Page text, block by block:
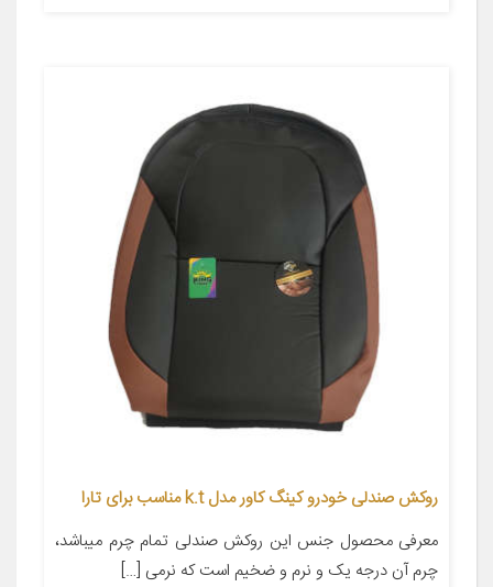
روکش صندلی خودرو کینگ کاور مدل k.t مناسب برای تارا
معرفی محصول جنس این روکش صندلی تمام چرم میباشد،
چرم آن درجه یک و نرم و ضخیم است که نرمی […]